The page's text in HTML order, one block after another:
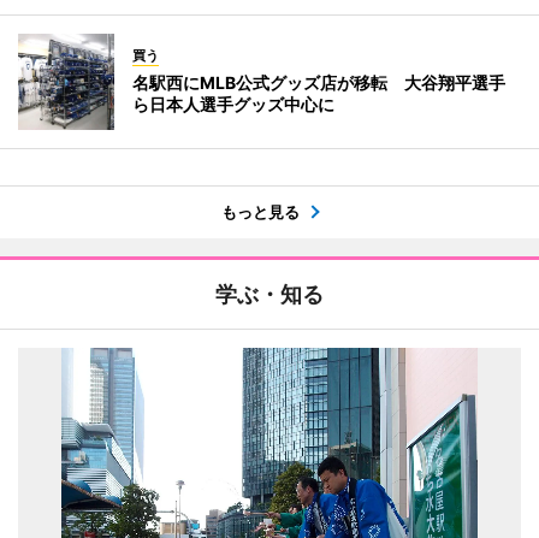
買う
名駅西にMLB公式グッズ店が移転 大谷翔平選手
ら日本人選手グッズ中心に
もっと見る
学ぶ・知る